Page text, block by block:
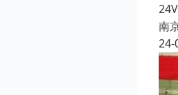
南
24-